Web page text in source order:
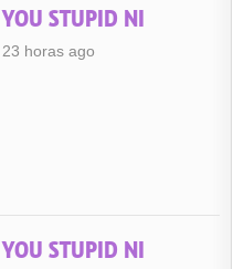
YOU STUPID NI
23 horas ago
YOU STUPID NI